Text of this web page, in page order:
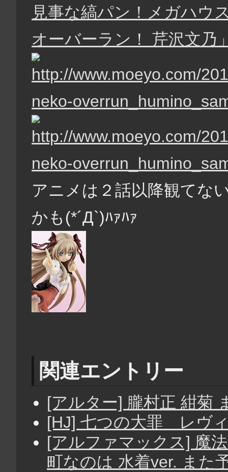
見事な縞パン！メガハウ
オーバーラン！ 芹沢文乃
アニメは２話以降観てな
かも(*´Д`)ﾊｧﾊｧ
関連エントリー
[アルター] 朧村正 紺菊
[HJ] 七つの大罪 レヴ
[アルファマックス] 魔
町なのは 水着ver. また